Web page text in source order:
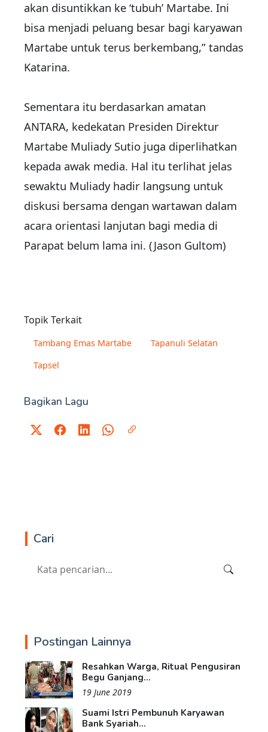
akan disuntikkan ke ‘tubuh’ Martabe. Ini
bisa menjadi peluang besar bagi karyawan
Martabe untuk terus berkembang,” tandas
Katarina.
Sementara itu berdasarkan amatan
ANTARA, kedekatan Presiden Direktur
Martabe Muliady Sutio juga diperlihatkan
kepada awak media. Hal itu terlihat jelas
sewaktu Muliady hadir langsung untuk
diskusi bersama dengan wartawan dalam
acara orientasi lanjutan bagi media di
Parapat belum lama ini. (Jason Gultom)
Topik Terkait
Tambang Emas Martabe
Tapanuli Selatan
Tapsel
Bagikan Lagu
Cari
Postingan Lainnya
Resahkan Warga, Ritual Pengusiran
Begu Ganjang...
19 June 2019
Suami Istri Pembunuh Karyawan
Bank Syariah...